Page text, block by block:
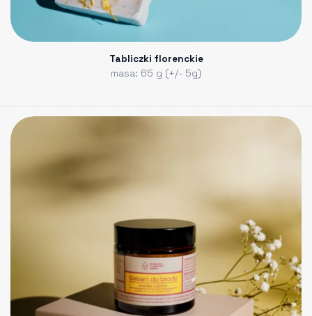
Tabliczki florenckie
masa: 65 g (+/- 5g)